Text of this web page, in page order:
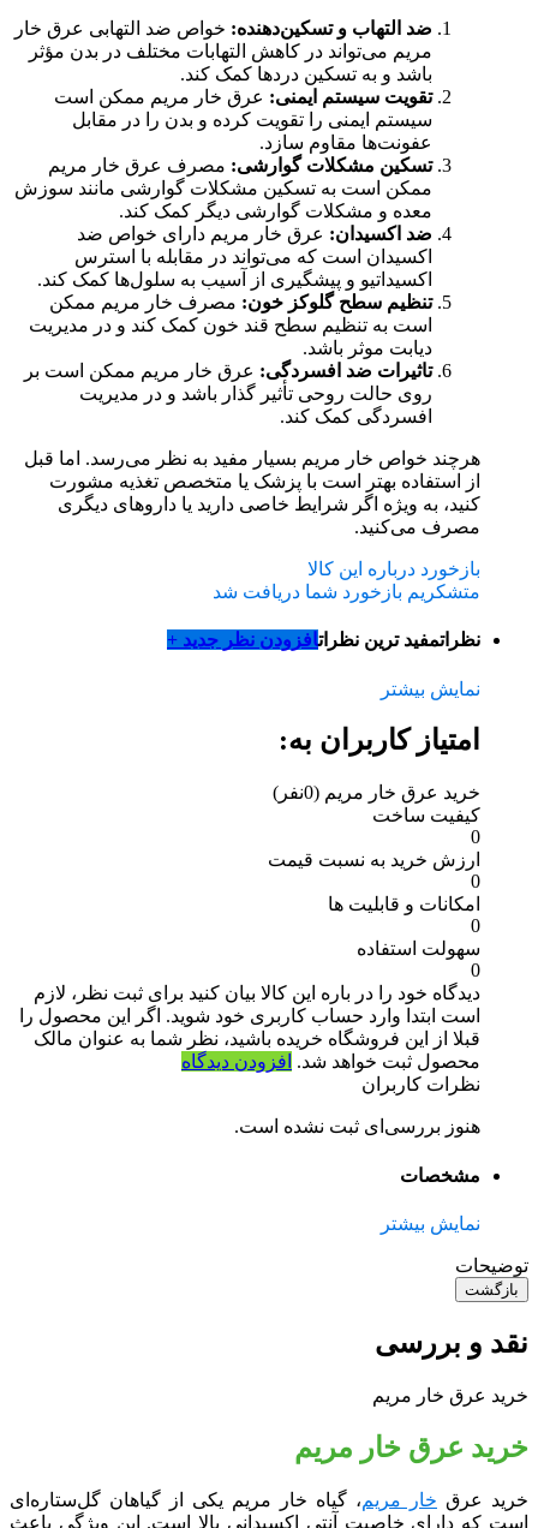
ضد التهاب و تسکین‌دهنده: خواص ضد التهابی عرق خار
مریم می‌تواند در کاهش التهابات مختلف در بدن مؤثر
باشد و به تسکین دردها کمک کند.
تقویت سیستم ایمنی: عرق خار مریم ممکن است
سیستم ایمنی را تقویت کرده و بدن را در مقابل
عفونت‌ها مقاوم سازد.
تسکین مشکلات گوارشی: مصرف عرق خار مریم
ممکن است به تسکین مشکلات گوارشی مانند سوزش
معده و مشکلات گوارشی دیگر کمک کند.
ضد اکسیدان: عرق خار مریم دارای خواص ضد
اکسیدان است که می‌تواند در مقابله با استرس
اکسیداتیو و پیشگیری از آسیب به سلول‌ها کمک کند.
تنظیم سطح گلوکز خون: مصرف خار مریم ممکن
است به تنظیم سطح قند خون کمک کند و در مدیریت
دیابت موثر باشد.
تاثیرات ضد افسردگی: عرق خار مریم ممکن است بر
روی حالت روحی تأثیر گذار باشد و در مدیریت
افسردگی کمک کند.
هرچند خواص خار مریم بسیار مفید به نظر می‌رسد. اما قبل
از استفاده بهتر است با پزشک یا متخصص تغذیه مشورت
کنید، به ویژه اگر شرایط خاصی دارید یا داروهای دیگری
مصرف می‌کنید.
بازخورد درباره این کالا
متشکریم بازخورد شما دریافت شد
نظراتمفید ترین نظراتافزودن نظر جدید +
نمایش بیشتر
امتیاز کاربران به:
خرید عرق خار مریم (0نفر)
کیفیت ساخت
0
ارزش خرید به نسبت قیمت
0
امکانات و قابلیت ها
0
سهولت استفاده
0
دیدگاه خود را در باره این کالا بیان کنید برای ثبت نظر، لازم
است ابتدا وارد حساب کاربری خود شوید. اگر این محصول را
قبلا از این فروشگاه خریده باشید، نظر شما به عنوان مالک
محصول ثبت خواهد شد. افزودن دیدگاه
نظرات کاربران
هنوز بررسی‌ای ثبت نشده است.
مشخصات
نمایش بیشتر
توضیحات
بازگشت
نقد و بررسی
خرید عرق خار مریم
خرید عرق خار مریم
خرید عرق خار مریم، گیاه خار مریم یکی از گیاهان گل‌ستاره‌ای
است که دارای خاصیت آنتی اکسیدانی بالا است. این ویژگی باعث